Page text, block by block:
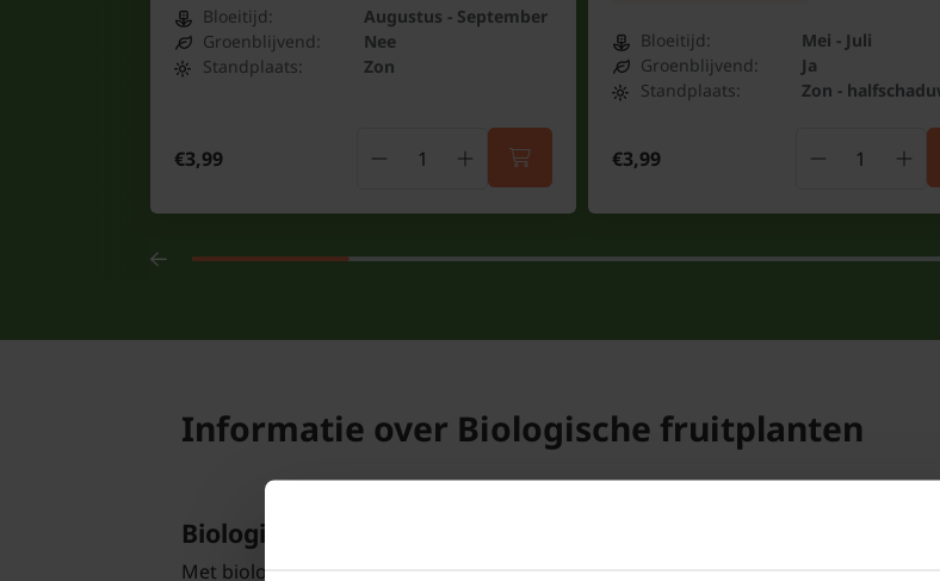
Bloeitijd:
Augustus - September
Groenblijvend:
Nee
Standplaats:
Zon
€3,99
Bloeitijd:
Mei - Juli
Groenblijvend:
Ja
Standplaats:
Zon -
€3,99
Informatie over Biologische fruitplanten
Biologische fruitplanten, wat zijn dat?
Met biologische groene & fruit is iedereen wel bekend. In de supermarkt omvat